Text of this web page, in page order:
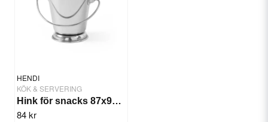
HENDI
KÖK & SERVERING
Hink för snacks 87x93mm
84 kr